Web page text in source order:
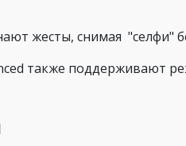
жесты, снимая "селфи"
также поддерживают